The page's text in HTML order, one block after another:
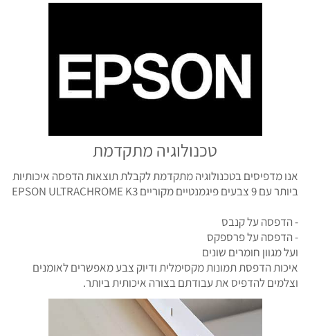
טכנולוגיה מתקדמת
אנו מדפיסים בטכנולוגיה מתקדמת לקבלת תוצאות הדפסה איכותיות
ביותר עם 9 צבעים פיגמנטיים מקוריים EPSON ULTRACHROME K3
- הדפסה על קנבס
- הדפסה על פרספקס
ועל מגוון חומרים שונים
איכות הדפסת תמונות מקסימלית ודיוק צבע מאפשרים לאומנים
וצלמים להדפיס את עבודתם בצורה איכותית ביותר.